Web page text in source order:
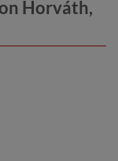
Horváth,